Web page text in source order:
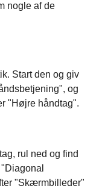
nogle af de
Start den og giv
og
"Højre håndtag".
rul ned og find
"Skærmbilleder"